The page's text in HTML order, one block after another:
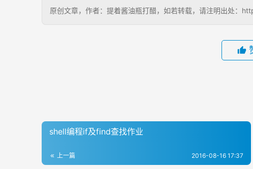
原创文章，作者：提着酱油瓶打醋，如若转载，请注明出处：
shell编程if及find查找作业
上一篇 2016-08-16 17:37